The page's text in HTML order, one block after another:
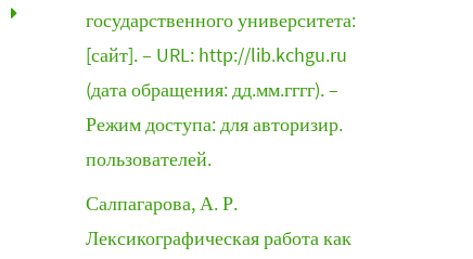
государственного университета:
[сайт]. – URL: http://lib.kchgu.ru
(дата обращения: дд.мм.гггг). –
Режим доступа: для авторизир.
пользователей.
Салпагарова, А. Р.
Лексикографическая работа как